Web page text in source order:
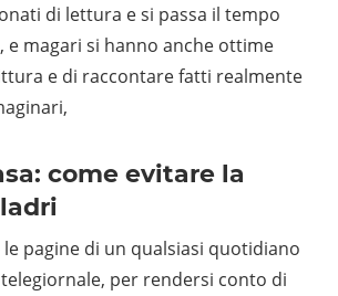
di lettura e si passa il tempo
e magari si hanno anche ottime
e di raccontare fatti realmente
come evitare la
pagine di un qualsiasi quotidiano
per rendersi conto di